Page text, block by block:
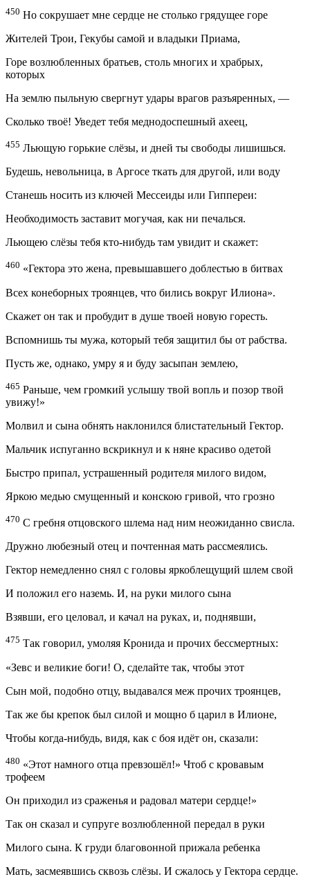
450 Но сокрушает мне сердце не столько грядущее горе
Жителей Трои, Гекубы самой и владыки Приама,
Горе возлюбленных братьев, столь многих и храбрых,
которых
На землю пыльную свергнут удары врагов разъяренных, —
Сколько твоё! Уведет тебя меднодоспешный ахеец,
455 Льющую горькие слёзы, и дней ты свободы лишишься.
Будешь, невольница, в Аргосе ткать для другой, или воду
Станешь носить из ключей Мессеиды или Гиппереи:
Необходимость заставит могучая, как ни печалься.
Льющею слёзы тебя кто-нибудь там увидит и скажет:
460 «Гектора это жена, превышавшего доблестью в битвах
Всех конеборных троянцев, что бились вокруг Илиона».
Скажет он так и пробудит в душе твоей новую горесть.
Вспомнишь ты мужа, который тебя защитил бы от рабства.
Пусть же, однако, умру я и буду засыпан землею,
465 Раньше, чем громкий услышу твой вопль и позор твой
увижу!»
Молвил и сына обнять наклонился блистательный Гектор.
Мальчик испуганно вскрикнул и к няне красиво одетой
Быстро припал, устрашенный родителя милого видом,
Яркою медью смущенный и конскою гривой, что грозно
470 С гребня отцовского шлема над ним неожиданно свисла.
Дружно любезный отец и почтенная мать рассмеялись.
Гектор немедленно снял с головы яркоблещущий шлем свой
И положил его наземь. И, на руки милого сына
Взявши, его целовал, и качал на руках, и, поднявши,
475 Так говорил, умоляя Кронида и прочих бессмертных:
«Зевс и великие боги! О, сделайте так, чтобы этот
Сын мой, подобно отцу, выдавался меж прочих троянцев,
Так же бы крепок был силой и мощно б царил в Илионе,
Чтобы когда-нибудь, видя, как с боя идёт он, сказали:
480 «Этот намного отца превзошёл!» Чтоб с кровавым
трофеем
Он приходил из сраженья и радовал матери сердце!»
Так он сказал и супруге возлюбленной передал в руки
Милого сына. К груди благовонной прижала ребенка
Мать, засмеявшись сквозь слёзы. И сжалось у Гектора сердце.